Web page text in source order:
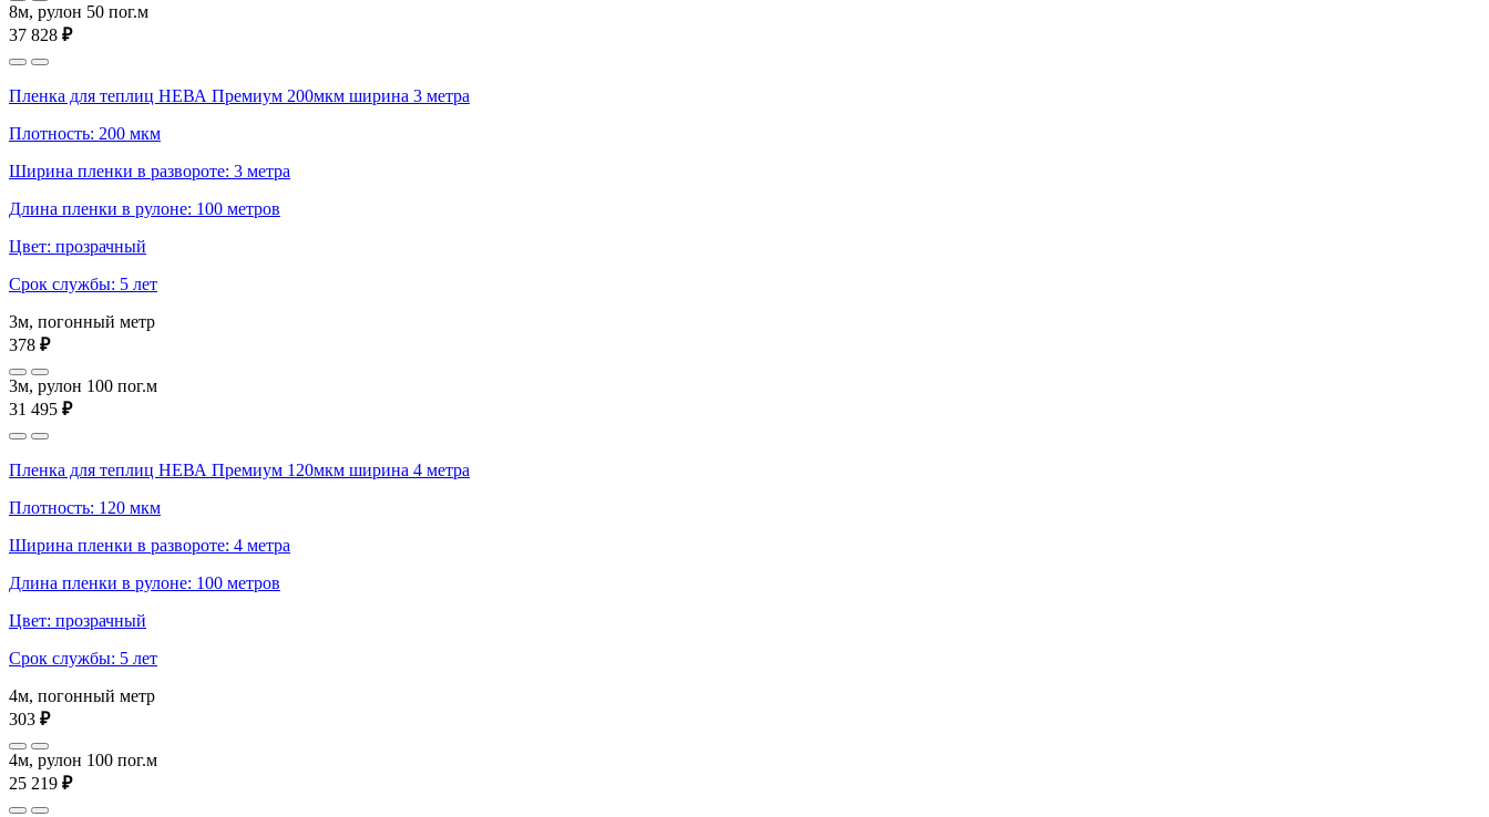
8м, рулон 50 пог.м
37 828 ₽
Пленка для теплиц НЕВА Премиум 200мкм ширина 3 метра
Плотность: 200 мкм
Ширина пленки в развороте: 3 метра
Длина пленки в рулоне: 100 метров
Цвет: прозрачный
Срок службы: 5 лет
3м, погонный метр
378 ₽
3м, рулон 100 пог.м
31 495 ₽
Пленка для теплиц НЕВА Премиум 120мкм ширина 4 метра
Плотность: 120 мкм
Ширина пленки в развороте: 4 метра
Длина пленки в рулоне: 100 метров
Цвет: прозрачный
Срок службы: 5 лет
4м, погонный метр
303 ₽
4м, рулон 100 пог.м
25 219 ₽